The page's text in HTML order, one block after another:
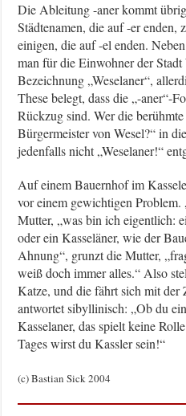
Die Ableitung -aner kommt
Städtenamen, die auf -er enden,
einigen, die auf -el enden.
man für die Einwohner der
Bezeichnung „Weselaner“,
These belegt, dass die „-aner“-
Rückzug sind. Wer die
Bürgermeister von Wesel?“ in
jedenfalls nicht „Weselaner!“
Auf einem Bauernhof im
vor einem gewichtigen
Mutter, „was bin ich eigentlich:
oder ein Kasseläner, wie der
Ahnung“, grunzt die Mutter,
weiß doch immer alles.“ Also
Katze, und die fährt sich mit der
antwortet sibyllinisch: „Ob du
Kasselaner, das spielt keine
Tages wirst du Kassler sein!“
(c) Bastian Sick 2004